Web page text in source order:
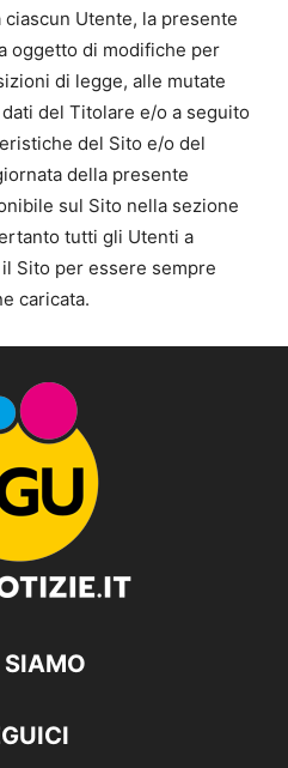
Utente, la presente
oggetto di modifiche per
di legge, alle mutate
del Titolare e/o a seguito
del Sito e/o del
della presente
sul Sito nella sezione
tutti gli Utenti a
Sito per essere sempre
caricata.
SIAMO